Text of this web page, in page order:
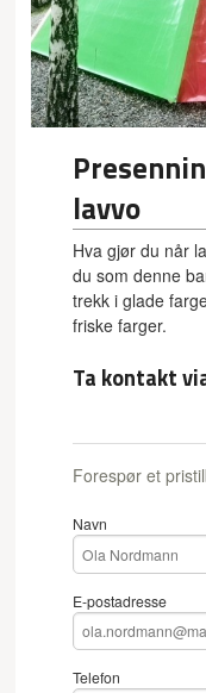
lavvo
Hva gjør du når
du som denne
trekk i glade
friske farger.
Ta kontakt
Forespør et
Navn
E-postadresse
Telefon